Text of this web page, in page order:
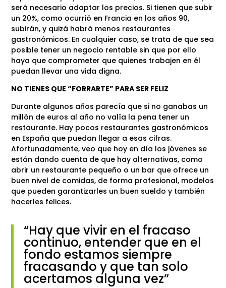
será necesario adaptar los precios. Si tienen que subir
un 20%, como ocurrió en Francia en los años 90,
subirán, y quizá habrá menos restaurantes
gastronómicos. En cualquier caso, se trata de que sea
posible tener un negocio rentable sin que por ello
haya que comprometer que quienes trabajen en él
puedan llevar una vida digna.
NO TIENES QUE “FORRARTE” PARA SER FELIZ
Durante algunos años parecía que si no ganabas un
millón de euros al año no valía la pena tener un
restaurante. Hay pocos restaurantes gastronómicos
en España que puedan llegar a esas cifras.
Afortunadamente, veo que hoy en día los jóvenes se
están dando cuenta de que hay alternativas, como
abrir un restaurante pequeño o un bar que ofrece un
buen nivel de comidas, de forma profesional, modelos
que pueden garantizarles un buen sueldo y también
hacerles felices.
“Hay que vivir en el fracaso
continuo, entender que en el
fondo estamos siempre
fracasando y que tan solo
acertamos alguna vez”